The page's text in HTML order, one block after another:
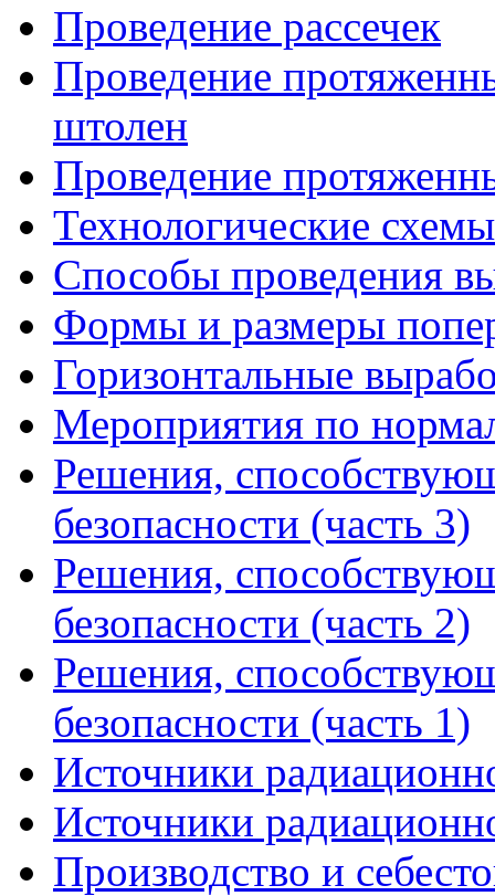
Проведение рассечек
Проведение
штолен
Проведение
Технологические
Способы проведения
Формы и размеры
Горизонтальные
Мероприятия по
Решения,
безопасности (часть 3)
Решения,
безопасности (часть 2)
Решения,
безопасности (часть 1)
Источники
Источники
Производство и